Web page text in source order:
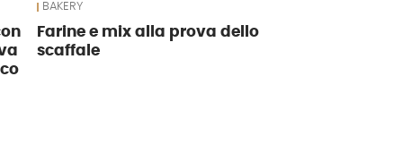
BAKERY
Farine e mix alla prova dello
scaffale